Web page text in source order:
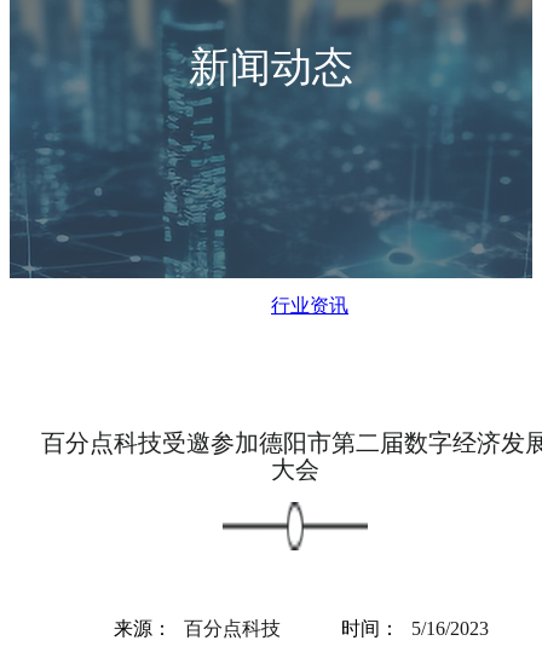
新闻动态
行业资讯
百分点科技受邀参加德阳市第二届数字经济发
大会
来源： 百分点科技 时间： 5/16/2023